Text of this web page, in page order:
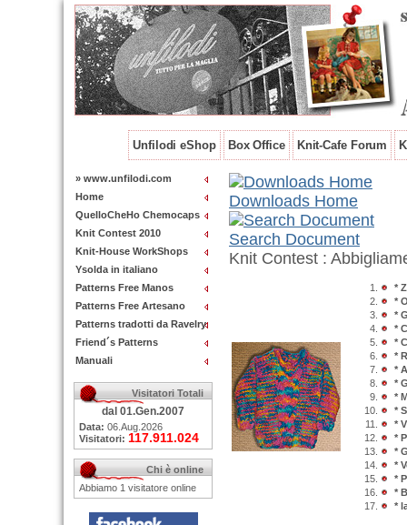
Unfilodi eShop Box Office Knit-Cafe Forum
» www.unfilodi.com
Home
QuelloCheHo Chemocaps
Knit Contest 2010
Knit-House WorkShops
Ysolda in italiano
Patterns Free Manos
Patterns Free Artesano
Patterns tradotti da Ravelry
Friend´s Patterns
Manuali
Visitatori Totali
dal 01.Gen.2007
Data: 06.Aug.2026
Visitatori: 117.911.024
Chi è online
Abbiamo 1 visitatore online
Downloads Home
Search Document
Knit Contest :
*
*
*
*
*
*
*
*
*
*
*
*
*
*
*
*
*